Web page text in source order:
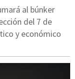
al búnker
del 7 de
y económico